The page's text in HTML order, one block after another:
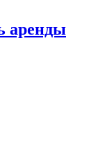
аренды